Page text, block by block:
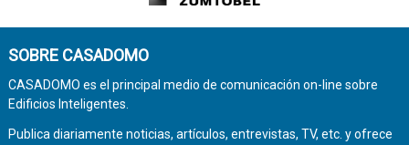
SOBRE CASADOMO
CASADOMO es el principal medio de comunicación on-line sobre
Edificios Inteligentes.
Publica diariamente noticias, artículos, entrevistas, TV, etc. y ofrece